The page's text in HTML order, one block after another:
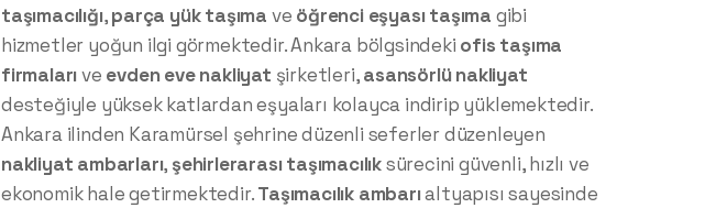
taşımacılığı,parça yük taşıma ve öğrenci eşyası taşıma gibi
hizmetler yoğun ilgi görmektedir. Ankara bölgsindeki ofis taşıma
firmaları ve evden eve nakliyat şirketleri,asansörlü nakliyat
desteğiyle yüksek katlardan eşyaları kolayca indirip yüklemektedir.
Ankara ilinden Karamürsel şehrine düzenli seferler düzenleyen
nakliyat ambarları, şehirlerarası taşımacılıksürecini güvenli, hızlı ve
ekonomik hale getirmektedir.Taşımacılık ambarıaltyapısı sayesinde